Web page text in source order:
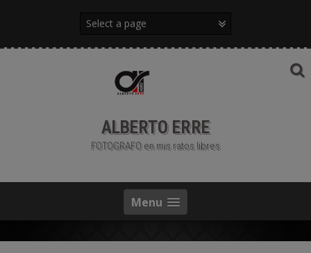
ALBERTO ERRE
FOTOGRAFO en mis ratos libres
Menu